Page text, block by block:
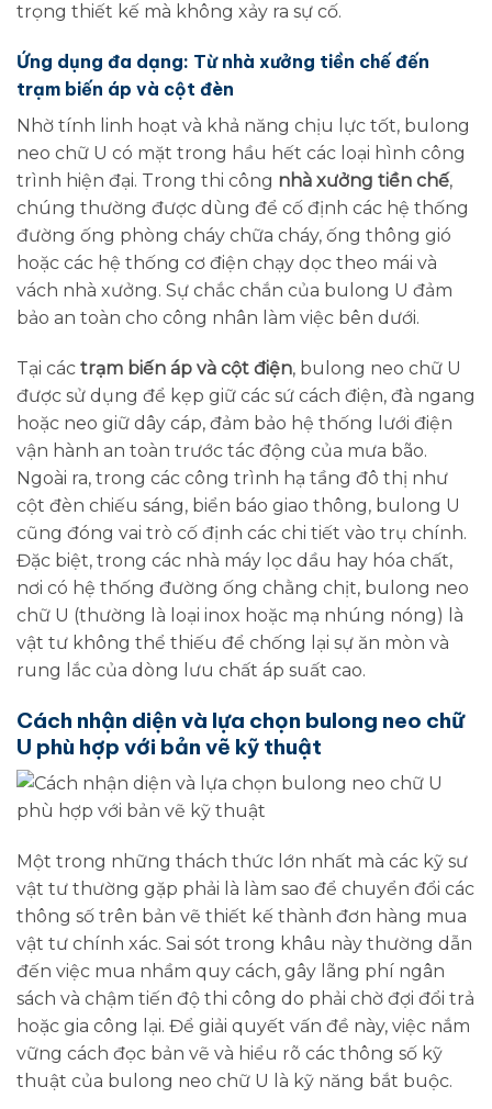
trọng thiết kế mà không xảy ra sự cố.
Ứng dụng đa dạng: Từ nhà xưởng tiền chế đến
trạm biến áp và cột đèn
Nhờ tính linh hoạt và khả năng chịu lực tốt, bulong
neo chữ U có mặt trong hầu hết các loại hình công
trình hiện đại. Trong thi công nhà xưởng tiền chế,
chúng thường được dùng để cố định các hệ thống
đường ống phòng cháy chữa cháy, ống thông gió
hoặc các hệ thống cơ điện chạy dọc theo mái và
vách nhà xưởng. Sự chắc chắn của bulong U đảm
bảo an toàn cho công nhân làm việc bên dưới.
Tại các trạm biến áp và cột điện, bulong neo chữ U
được sử dụng để kẹp giữ các sứ cách điện, đà ngang
hoặc neo giữ dây cáp, đảm bảo hệ thống lưới điện
vận hành an toàn trước tác động của mưa bão.
Ngoài ra, trong các công trình hạ tầng đô thị như
cột đèn chiếu sáng, biển báo giao thông, bulong U
cũng đóng vai trò cố định các chi tiết vào trụ chính.
Đặc biệt, trong các nhà máy lọc dầu hay hóa chất,
nơi có hệ thống đường ống chằng chịt, bulong neo
chữ U (thường là loại inox hoặc mạ nhúng nóng) là
vật tư không thể thiếu để chống lại sự ăn mòn và
rung lắc của dòng lưu chất áp suất cao.
Cách nhận diện và lựa chọn bulong neo chữ
U phù hợp với bản vẽ kỹ thuật
Một trong những thách thức lớn nhất mà các kỹ sư
vật tư thường gặp phải là làm sao để chuyển đổi các
thông số trên bản vẽ thiết kế thành đơn hàng mua
vật tư chính xác. Sai sót trong khâu này thường dẫn
đến việc mua nhầm quy cách, gây lãng phí ngân
sách và chậm tiến độ thi công do phải chờ đợi đổi trả
hoặc gia công lại. Để giải quyết vấn đề này, việc nắm
vững cách đọc bản vẽ và hiểu rõ các thông số kỹ
thuật của bulong neo chữ U là kỹ năng bắt buộc.